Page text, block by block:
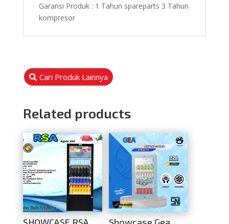
Garansi Produk : 1 Tahun spareparts 3 Tahun
kompresor
Cari Produk Lainnya
Related products